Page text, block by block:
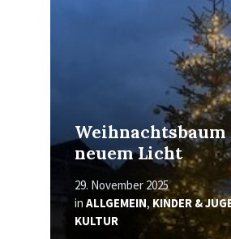
neuem Licht
29. November 2025
in ALLGEMEIN, KINDER &
KULTUR